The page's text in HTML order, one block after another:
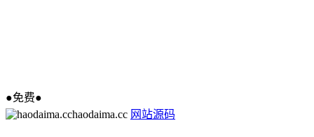
●免费●
haodaima.cc 网站源码